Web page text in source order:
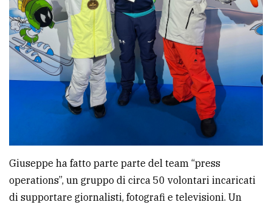
Giuseppe ha fatto parte parte del team “press
operations”, un gruppo di circa 50 volontari incaricati
di supportare giornalisti, fotografi e televisioni. Un